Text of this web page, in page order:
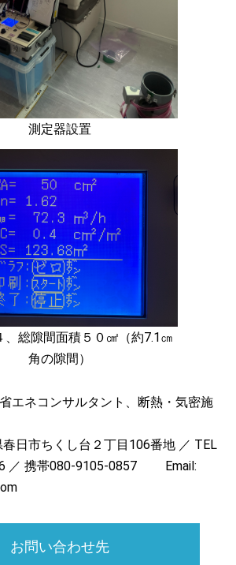
測定器設置
、総隙間面積５０㎠（約7.1㎝
角の隙間）
ネコンサルタント、断熱・気密施
日市ちくし台２丁目106番地 ／ TEL
／ 携帯080-9105-0857 Email:
お問い合わせ先